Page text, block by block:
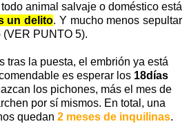
animal salvaje o doméstico está
un delito. Y mucho menos sepultar
PUNTO 5).
tras la puesta, el embrión ya está
es esperar los 18días
los pichones, más el mes de
por sí mismos. En total, una
quedan 2 meses de inquilinas.